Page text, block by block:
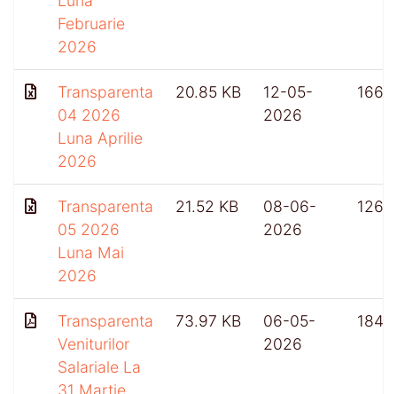
Februarie
2026
Transparenta
04 2026
Luna Aprilie
2026
20.85 KB
12-05-
2026
166
Transparenta
05 2026
Luna Mai
2026
21.52 KB
08-06-
2026
126
Transparenta
Veniturilor
Salariale La
31 Martie
73.97 KB
06-05-
2026
184